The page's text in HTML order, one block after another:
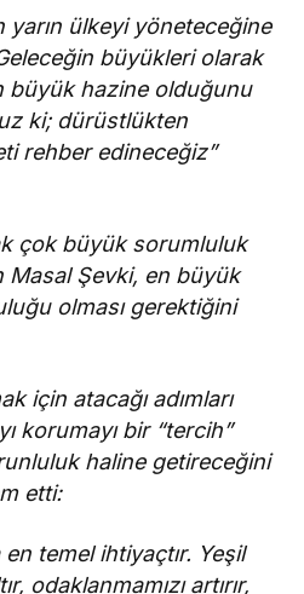
yarın ülkeyi yöneteceğine
büyükleri olarak
büyük hazine olduğunu
ki; dürüstlükten
rehber edineceğiz”
çok büyük sorumluluk
Şevki, en büyük
olması gerektiğini
için atacağı adımları
korumayı bir “tercih”
haline getireceğini
etti:
temel ihtiyaçtır. Yeşil
odaklanmamızı artırır,